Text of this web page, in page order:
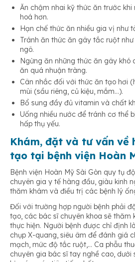
Ăn chậm nhai kỹ thức ăn trước
hoá hơn.
Hạn chế thức ăn nhiều gia vị như
Tránh ăn thức ăn gây tắc ruột
ngô.
Ngừng ăn những thức ăn gây khó
ăn quá nhuận tràng.
Cân nhắc đối với thức ăn tạo hơi
mùi (sầu riêng, củ kiệu, mắm…).
Bổ sung đầy đủ vitamin và chất
Uống nhiều nước để tránh cơ thể
hấp thụ yếu.
Khám, đặt và tư vấn về
tạo tại bệnh viện Hoàn
Bệnh viện Hoàn Mỹ Sài Gòn quy tụ
chuyên gia y tế hàng đầu, giàu kinh
thăm khám và điều trị các bệnh lý
Đối với trường hợp người bệnh phải
tạo, các bác sĩ chuyên khoa sẽ thăm
thực hiện. Người bệnh được chỉ định
chụp X-quang, siêu âm để đánh giá
mạch, mức độ tắc ruột,… Ca phẫu
chuyên gia bác sĩ tay nghề cao,